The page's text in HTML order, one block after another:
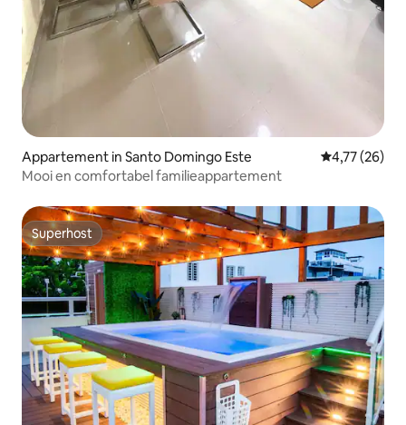
Appartement in Santo Domingo Este Gemiddelde
4,77 (26)
Mooi en comfortabel familieappartement
Superhost
Superhost